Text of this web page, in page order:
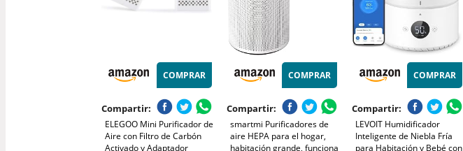
COMPRAR
Compartir:
ELEGOO Mini Purificador de
Aire con Filtro de Carbón
Activado y Adaptador
COMPRAR
Compartir:
smartmi Purificadores de
aire HEPA para el hogar,
habitación grande, funciona
COMPRAR
Compartir:
LEVOIT Humidificador
Inteligente de Niebla Fría
para Habitación y Bebé con